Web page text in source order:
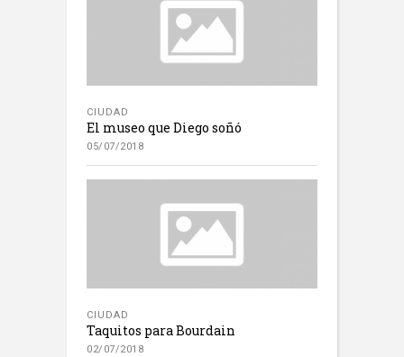
CIUDAD
El museo que Diego soñó
05/07/2018
CIUDAD
Taquitos para Bourdain
02/07/2018